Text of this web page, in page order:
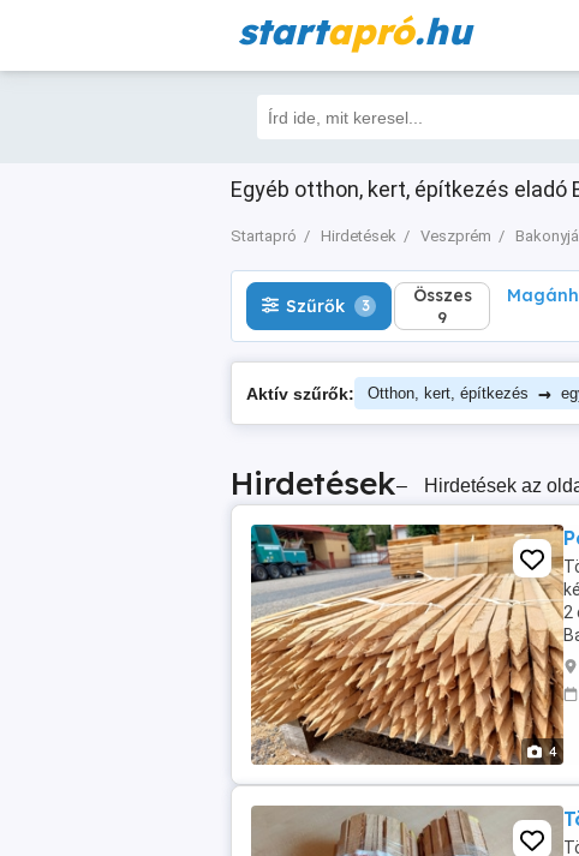
startapró.hu
Egyéb otthon, kert, építkezés
Startapró Hirdetések Veszprém
Szűrők 3 Összes
9
Szűrők 3 Összes
9
Aktív szűrők: Otthon, kert, építkezés →
Hirdetések– Hirdetések az
4
2